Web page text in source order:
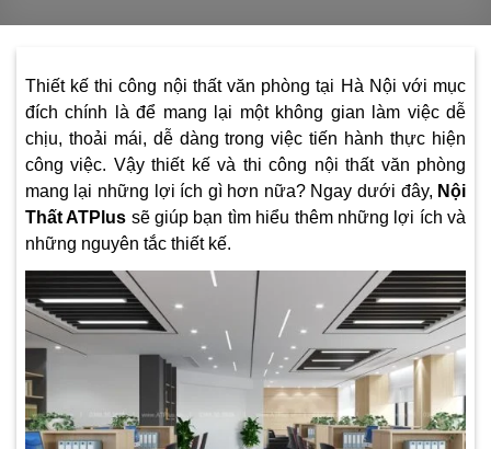
Thiết kế thi công nội thất văn phòng tại Hà Nội với mục
đích chính là để mang lại một không gian làm việc dễ
chịu, thoải mái, dễ dàng trong việc tiến hành thực hiện
công việc. Vậy thiết kế và thi công nội thất văn phòng
mang lại những lợi ích gì hơn nữa? Ngay dưới đây, Nội
Thất ATPlus sẽ giúp bạn tìm hiểu thêm những lợi ích và
những nguyên tắc thiết kế.